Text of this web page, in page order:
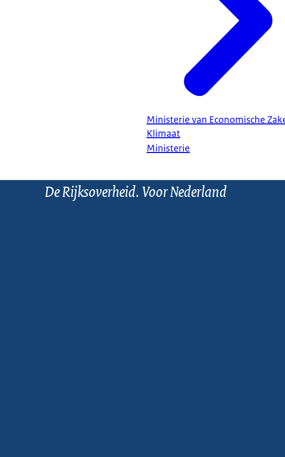
Ministerie van Economische
Klimaat
Ministerie
De Rijksoverheid. Voor Nederland